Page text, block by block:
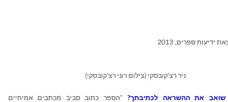
ידיעות ספרים, 2013
ניר רצ'קובסקי (צילום רוני רצ'קובסקי)
שואב את ההשראה לכתיבתך?"הספר כתוב סביב מכתבים אמיתיים